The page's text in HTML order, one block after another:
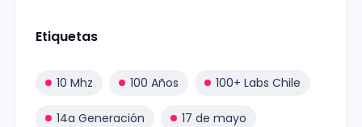
Etiquetas
10 Mhz 100 Años 100+ Labs Chile
14a Generación 17 de mayo